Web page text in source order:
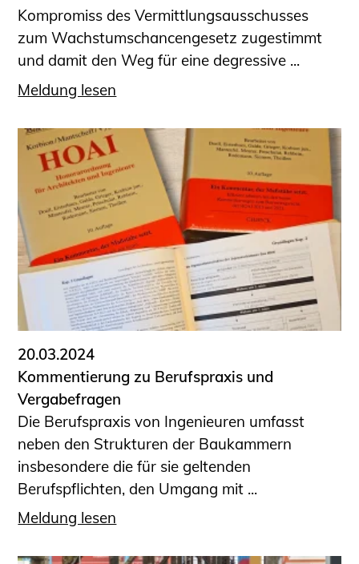
Kompromiss des Vermittlungsausschusses
zum Wachstumschancengesetz zugestimmt
und damit den Weg für eine degressive ...
Meldung lesen
20.03.2024
Kommentierung zu Berufspraxis und
Vergabefragen
Die Berufspraxis von Ingenieuren umfasst
neben den Strukturen der Baukammern
insbesondere die für sie geltenden
Berufspflichten, den Umgang mit ...
Meldung lesen